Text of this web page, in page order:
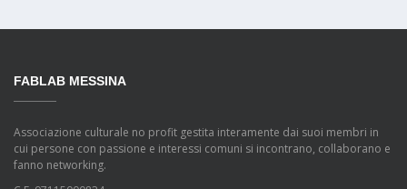
FABLAB MESSINA
Associazione culturale no profit gestita interamente dai suoi membri in
cui persone con passione e interessi comuni si incontrano, collaborano e
fanno networking.